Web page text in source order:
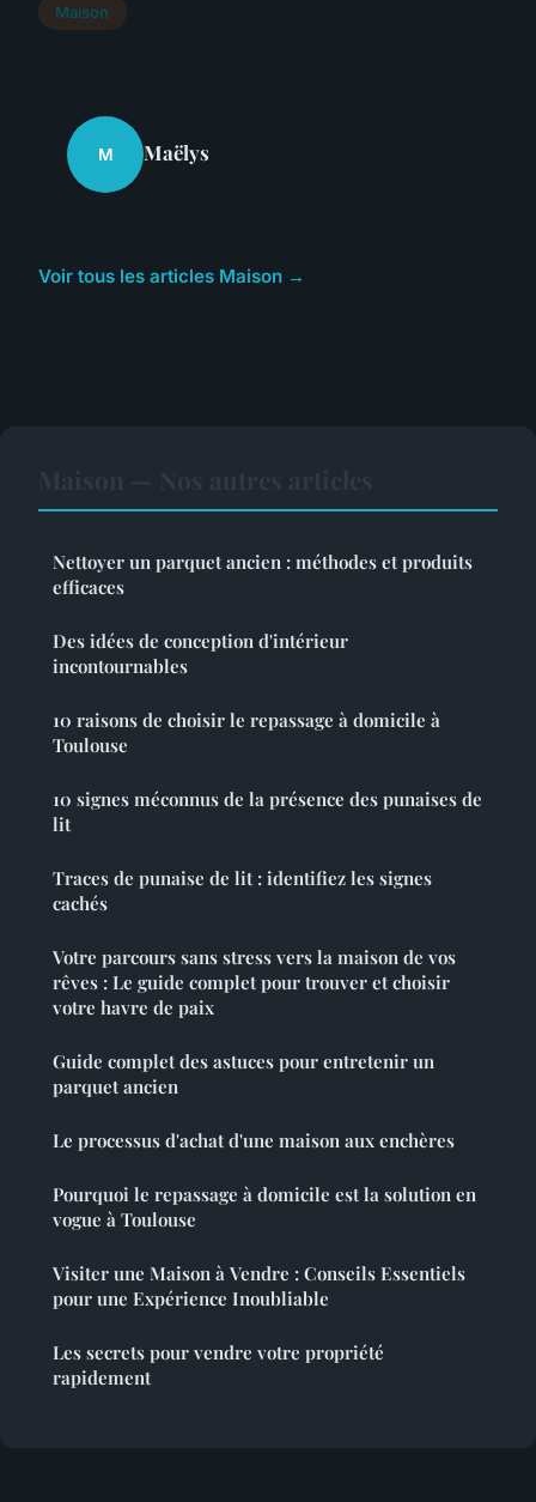
Maison
M Maëlys
Voir tous les articles Maison →
Nettoyer un parquet ancien : méthodes et produits
efficaces
Des idées de conception d'intérieur
incontournables
10 raisons de choisir le repassage à domicile à
Toulouse
10 signes méconnus de la présence des punaises de
lit
Traces de punaise de lit : identifiez les signes
cachés
Votre parcours sans stress vers la maison de vos
rêves : Le guide complet pour trouver et choisir
votre havre de paix
Guide complet des astuces pour entretenir un
parquet ancien
Le processus d'achat d'une maison aux enchères
Pourquoi le repassage à domicile est la solution en
vogue à Toulouse
Visiter une Maison à Vendre : Conseils Essentiels
pour une Expérience Inoubliable
Les secrets pour vendre votre propriété
rapidement